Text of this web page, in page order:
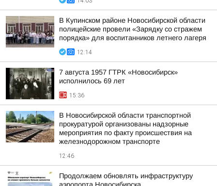
В Купинском районе Новосибирской области
полицейские провели «Зарядку со стражем
порядка» для воспитанников летнего лагеря
12:14
7 августа 1957 ГТРК «Новосибирск»
исполнилось 69 лет
15:36
В Новосибирской области транспортной
прокуратурой организованы надзорные
мероприятия по факту происшествия на
железнодорожном транспорте
12:46
Продолжаем обновлять инфраструктуру